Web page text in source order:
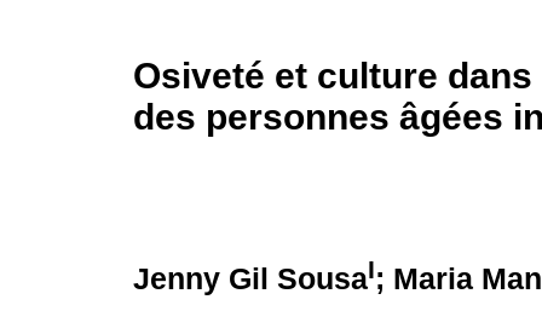
Osiveté et culture
des personnes âgées
Jenny Gil SousaI; Maria